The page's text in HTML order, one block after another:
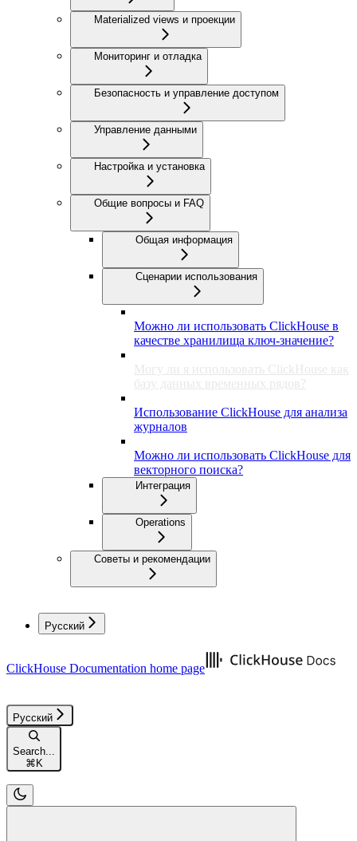
Materialized views и проекции
Мониторинг и отладка
Безопасность и управление доступом
Управление данными
Настройка и установка
Общие вопросы и FAQ
Общая информация
Сценарии использования
Можно ли использовать ClickHouse в
качестве хранилища ключ-значение?
Могу ли я использовать ClickHouse как
базу данных временных рядов?
Использование ClickHouse для анализа
журналов
Можно ли использовать ClickHouse для
векторного поиска?
Интеграция
Operations
Советы и рекомендации
Русский
ClickHouse Documentation home page
Русский
Search...
⌘ K